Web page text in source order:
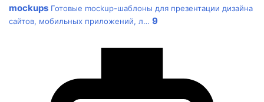
mockups Готовые mockup-шаблоны для презентации дизайна
сайтов, мобильных приложений, л… 9